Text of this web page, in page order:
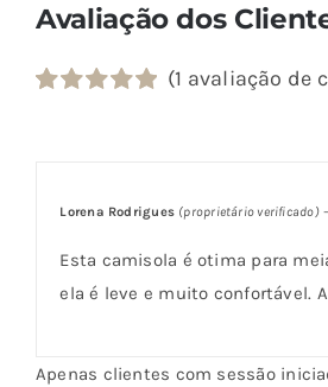
Avaliação dos
classificação
(1 avaliação de
Lorena Rodrigues (proprietário verificado) –
Esta camisola é otima para
ela é leve e muito confortável.
Apenas clientes com sessão